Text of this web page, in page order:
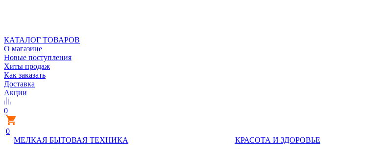
КАТАЛОГ ТОВАРОВ
О магазине
Новые поступления
Хиты продаж
Как заказать
Доставка
Акции
0
0
МЕЛКАЯ БЫТОВАЯ ТЕХНИКА
КРАСОТА И ЗДОРОВЬЕ